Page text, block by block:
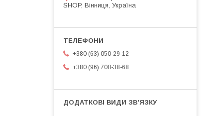
SHOP, Вінниця, Україна
+380 (63) 050-29-12
+380 (96) 700-38-68